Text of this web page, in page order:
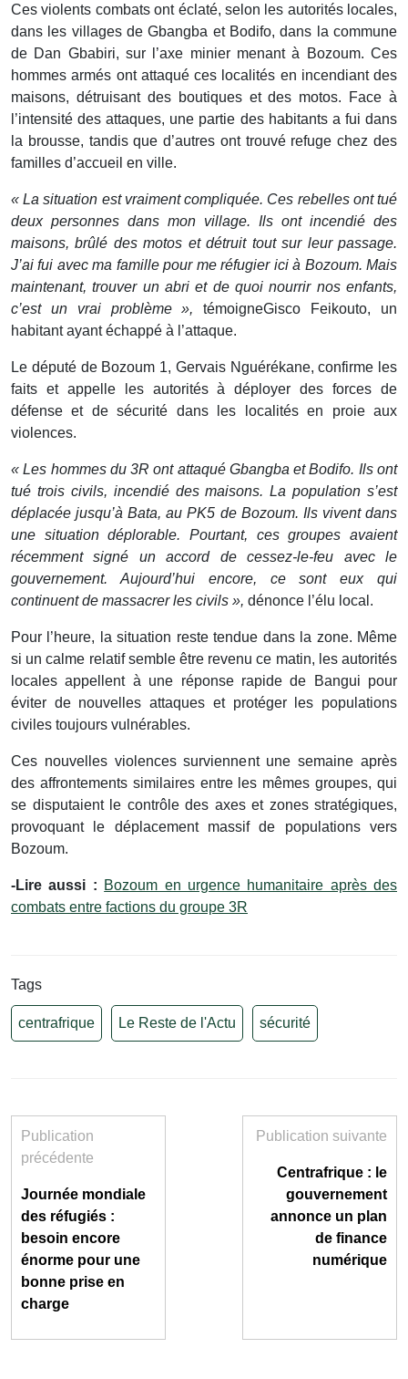
Ces violents combats ont éclaté, selon les autorités locales,
dans les villages de Gbangba et Bodifo, dans la commune
de Dan Gbabiri, sur l’axe minier menant à Bozoum. Ces
hommes armés ont attaqué ces localités en incendiant des
maisons, détruisant des boutiques et des motos. Face à
l’intensité des attaques, une partie des habitants a fui dans
la brousse, tandis que d’autres ont trouvé refuge chez des
familles d’accueil en ville.
« La situation est vraiment compliquée. Ces rebelles ont tué
deux personnes dans mon village. Ils ont incendié des
maisons, brûlé des motos et détruit tout sur leur passage.
J’ai fui avec ma famille pour me réfugier ici à Bozoum. Mais
maintenant, trouver un abri et de quoi nourrir nos enfants,
c’est un vrai problème »,témoigneGisco Feikouto, un
habitant ayant échappé à l’attaque.
Le député de Bozoum 1, Gervais Nguérékane, confirme les
faits et appelle les autorités à déployer des forces de
défense et de sécurité dans les localités en proie aux
violences.
« Les hommes du 3R ont attaqué Gbangba et Bodifo. Ils ont
tué trois civils, incendié des maisons. La population s’est
déplacée jusqu’à Bata, au PK5 de Bozoum. Ils vivent dans
une situation déplorable. Pourtant, ces groupes avaient
récemment signé un accord de cessez-le-feu avec le
gouvernement. Aujourd’hui encore, ce sont eux qui
continuent de massacrer les civils », dénonce l’élu local.
Pour l’heure, la situation reste tendue dans la zone. Même
si un calme relatif semble être revenu ce matin, les autorités
locales appellent à une réponse rapide de Bangui pour
éviter de nouvelles attaques et protéger les populations
civiles toujours vulnérables.
Ces nouvelles violences surviennent une semaine après
des affrontements similaires entre les mêmes groupes, qui
se disputaient le contrôle des axes et zones stratégiques,
provoquant le déplacement massif de populations vers
Bozoum.
-Lire aussi : Bozoum en urgence humanitaire après des
combats entre factions du groupe 3R
Tags
centrafrique Le Reste de l'Actu sécurité
Publication
précédente
Journée mondiale
des réfugiés :
besoin encore
énorme pour une
bonne prise en
charge
Publication suivante
Centrafrique : le
gouvernement
annonce un plan
de finance
numérique